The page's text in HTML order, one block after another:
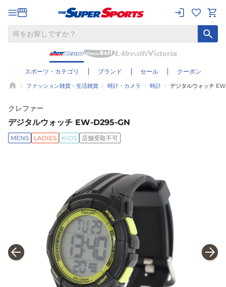
スポーツ・カテゴリ ブランド セール クーポン
ファッション雑貨・生活雑貨 時計・カメラ 時計 デジタルウォッチ
クレファー
デジタルウォッチ EW-D295-GN
MENS LADIES KIDS 店舗受取不可